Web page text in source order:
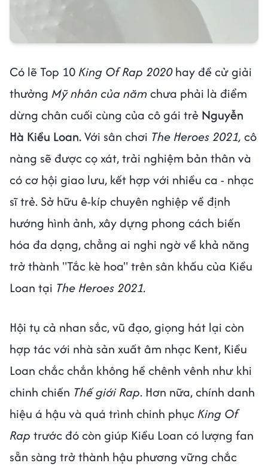
Có lẽ Top 10 King Of Rap 2020hay đề cử giải
thưởng Mỹ nhân của năm chưa phải là điểm
dừng chân cuối cùng của cô gái trẻ Nguyễn
Hà Kiều Loan.Với sân chơi The Heroes 2021, cô
nàng sẽ được cọ xát, trải nghiệm bản thân và
có cơ hội giao lưu, kết hợp với nhiều ca - nhạc
sĩ trẻ. Sở hữu ê-kíp chuyên nghiệp về định
hướng hình ảnh, xây dựng phong cách biến
hóa đa dạng, chẳng ai nghi ngờ về khả năng
trở thành "Tắc kè hoa" trên sân khấu của Kiều
Loan tại The Heroes 2021.
Hội tụ cả nhan sắc, vũ đạo, giọng hát lại còn
hợp tác với nhà sản xuất âm nhạc Kent, Kiều
Loan chắc chắn không hề chênh vênh như khi
chinh chiến Thế giới Rap. Hơn nữa, chính danh
hiệu á hậu và quá trình chinh phục King Of
Rap trước đó còn giúp Kiều Loan có lượng fan
sẵn sàng trở thành hậu phương vững chắc